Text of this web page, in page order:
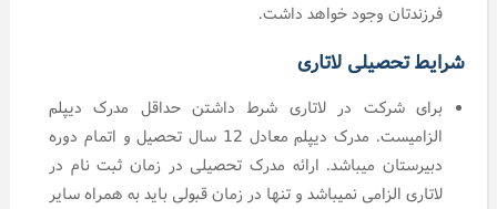
فرزندتان وجود خواهد داشت.
شرایط تحصیلی لاتاری
برای شرکت در لاتاری شرط داشتن حداقل مدرک دیپلم
الزامیست. مدرک دیپلم معادل 12 سال تحصیل و اتمام دوره
دبیرستان میباشد. ارائه مدرک تحصیلی در زمان ثبت نام در
لاتاری الزامی نمیباشد و تنها در زمان قبولی باید به همراه سایر